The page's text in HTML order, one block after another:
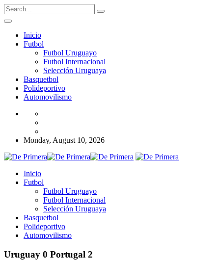
Inicio
Futbol
Futbol Uruguayo
Futbol Internacional
Selección Uruguaya
Basquetbol
Polideportivo
Automovilismo
Monday, August 10, 2026
Inicio
Futbol
Futbol Uruguayo
Futbol Internacional
Selección Uruguaya
Basquetbol
Polideportivo
Automovilismo
Uruguay 0 Portugal 2